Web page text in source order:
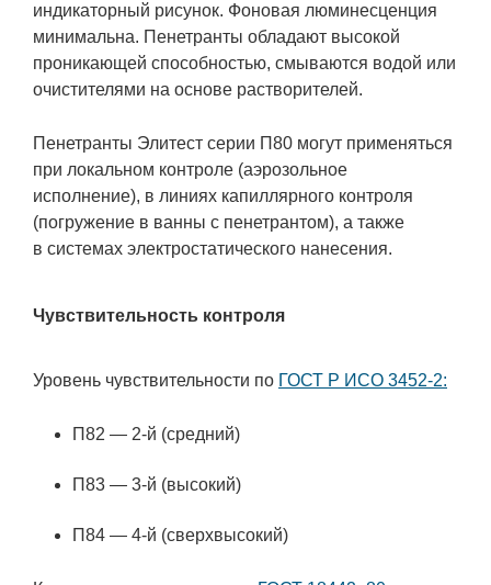
индикаторный рисунок. Фоновая люминесценция
минимальна. Пенетранты обладают высокой
проникающей способностью, смываются водой или
очистителями на основе растворителей.
Пенетранты Элитест серии П80 могут применяться
при локальном контроле (аэрозольное
исполнение), в линиях капиллярного контроля
(погружение в ванны с пенетрантом), а также
в системах электростатического нанесения.
Чувствительность контроля
Уровень чувствительности по ГОСТ Р ИСО 3452-2:
П82 — 2-й (средний)
П83 — 3-й (высокий)
П84 — 4-й (сверхвысокий)